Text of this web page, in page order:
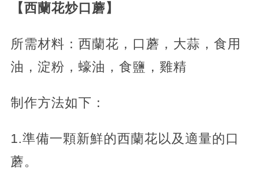
【西蘭花炒口蘑】
所需材料：西蘭花，口蘑，大蒜，食用
油，淀粉，蠔油，食鹽，雞精
制作方法如下：
1.準備一顆新鮮的西蘭花以及適量的口
蘑。